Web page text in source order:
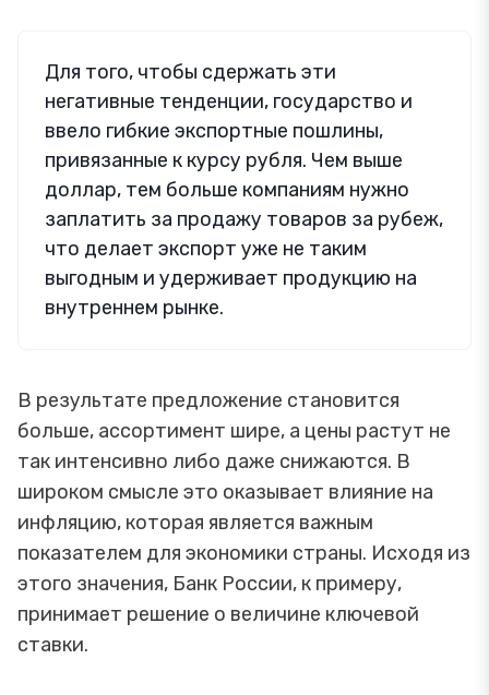
Для того, чтобы сдержать эти
негативные тенденции, государство и
ввело гибкие экспортные пошлины,
привязанные к курсу рубля. Чем выше
доллар, тем больше компаниям нужно
заплатить за продажу товаров за рубеж,
что делает экспорт уже не таким
выгодным и удерживает продукцию на
внутреннем рынке.
В результате предложение становится
больше, ассортимент шире, а цены растут не
так интенсивно либо даже снижаются. В
широком смысле это оказывает влияние на
инфляцию, которая является важным
показателем для экономики страны. Исходя из
этого значения, Банк России, к примеру,
принимает решение о величине ключевой
ставки.